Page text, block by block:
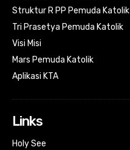
Struktur R PP Pemuda Katolik
Tri Prasetya Pemuda Katolik
Visi Misi
Mars Pemuda Katolik
Aplikasi KTA
Links
Holy See